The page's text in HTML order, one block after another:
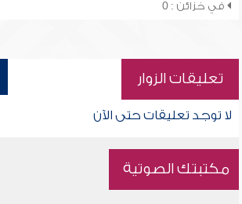
في خزائن : 0
تعليقات الزوار
لا توجد تعليقات حتى الآن
مكتبتك الصوتية